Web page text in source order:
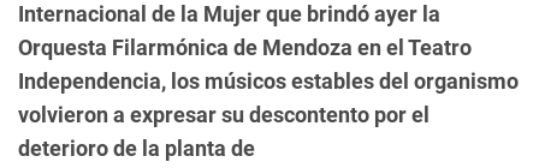
Internacional de la Mujer que brindó ayer la
Orquesta Filarmónica de Mendoza en el Teatro
Independencia, los músicos estables del organismo
volvieron a expresar su descontento por el
deterioro de la planta de